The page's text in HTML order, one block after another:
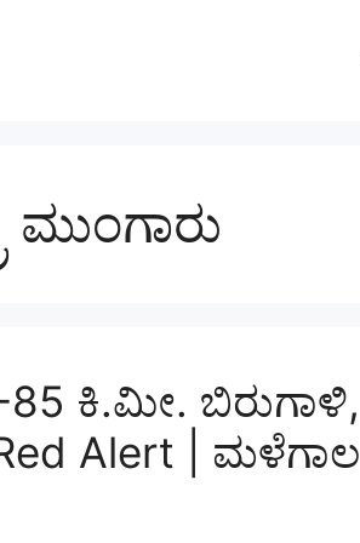
ಮುಂಗಾರು
ಕಿ.ಮೀ. ಬಿರುಗಾಳಿ,
Alert | ಮಳೆಗಾಲ